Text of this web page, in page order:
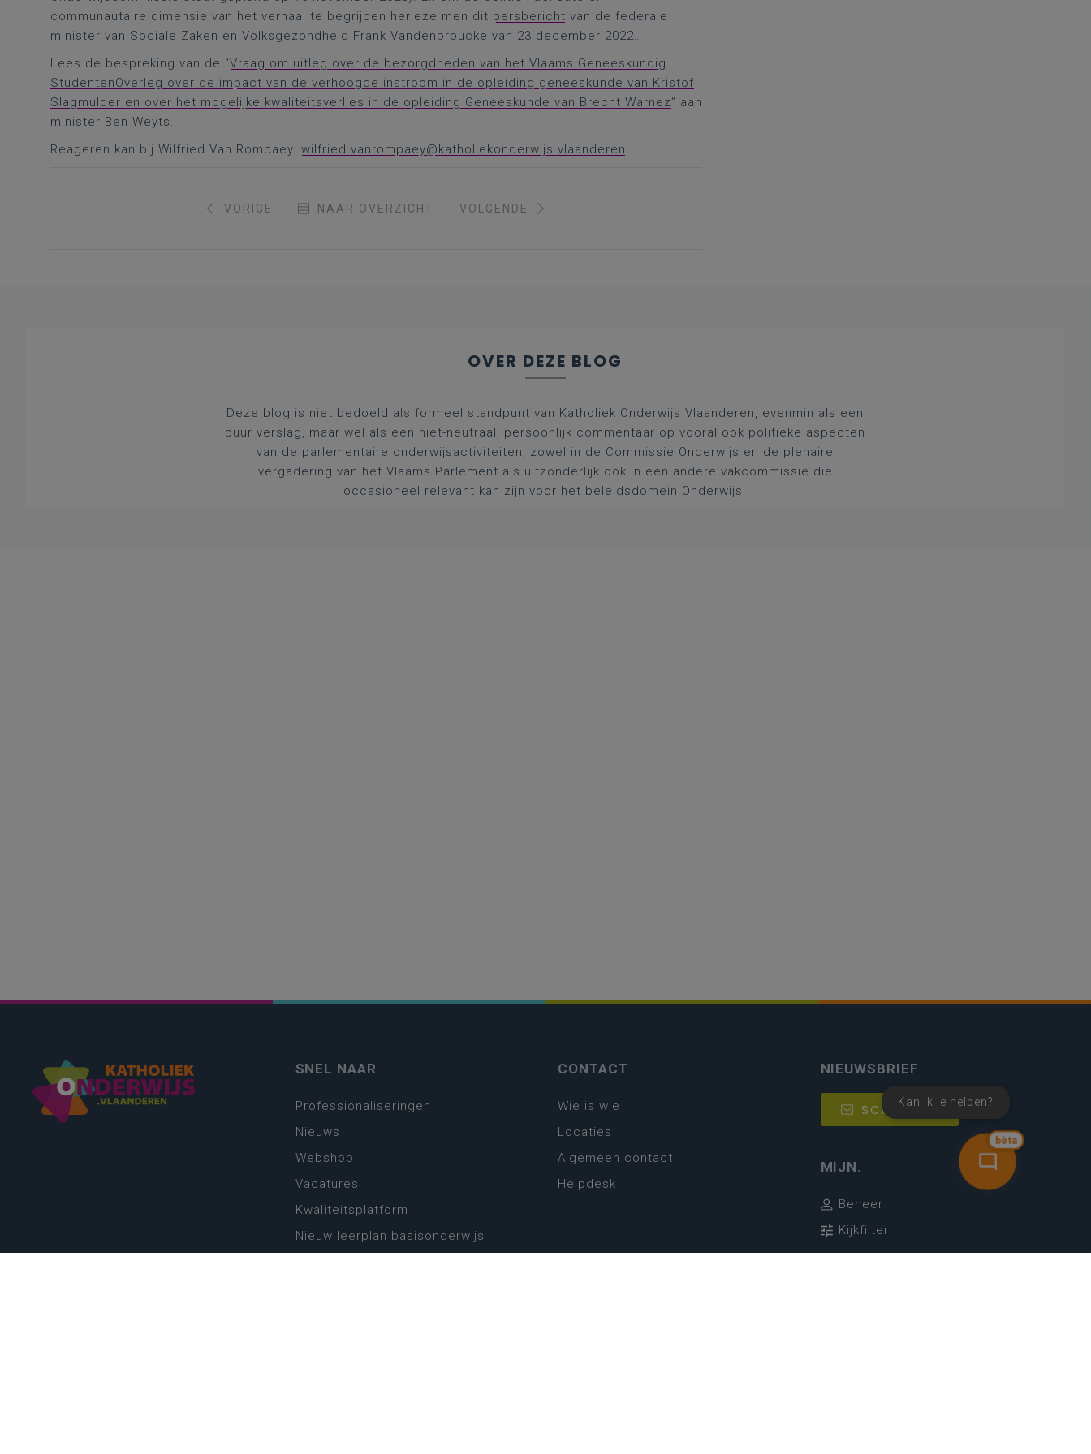
communautaire dimensie van het verhaal te begrijpen herleze men dit persbericht van de federale
minister van Sociale Zaken en Volksgezondheid Frank Vandenbroucke van 23 december 2022…
Lees de bespreking van de “Vraag om uitleg over de bezorgdheden van het Vlaams Geneeskundig
StudentenOverleg over de impact van de verhoogde instroom in de opleiding geneeskunde van Kristof
Slagmulder en over het mogelijke kwaliteitsverlies in de opleiding Geneeskunde van Brecht Warnez” aan
minister Ben Weyts.
Reageren kan bij Wilfried Van Rompaey: wilfried.vanrompaey@katholiekonderwijs.vlaanderen
VORIGE NAAR OVERZICHT VOLGENDE
OVER DEZE BLOG
Deze blog is niet bedoeld als formeel standpunt van Katholiek Onderwijs Vlaanderen, evenmin als een
puur verslag, maar wel als een niet-neutraal, persoonlijk commentaar op vooral ook politieke aspecten
van de parlementaire onderwijsactiviteiten, zowel in de Commissie Onderwijs en de plenaire
vergadering van het Vlaams Parlement als uitzonderlijk ook in een andere vakcommissie die
occasioneel relevant kan zijn voor het beleidsdomein Onderwijs.
bèta
Kan ik je helpen?
SNEL NAAR
Professionaliseringen
Nieuws
Webshop
Vacatures
Kwaliteitsplatform
Nieuw leerplan basisonderwijs
CONTACT
Wie is wie
Locaties
Algemeen contact
Helpdesk
NIEUWSBRIEF
SCHRIJF IN
MIJN.
Beheer
Kijkfilter